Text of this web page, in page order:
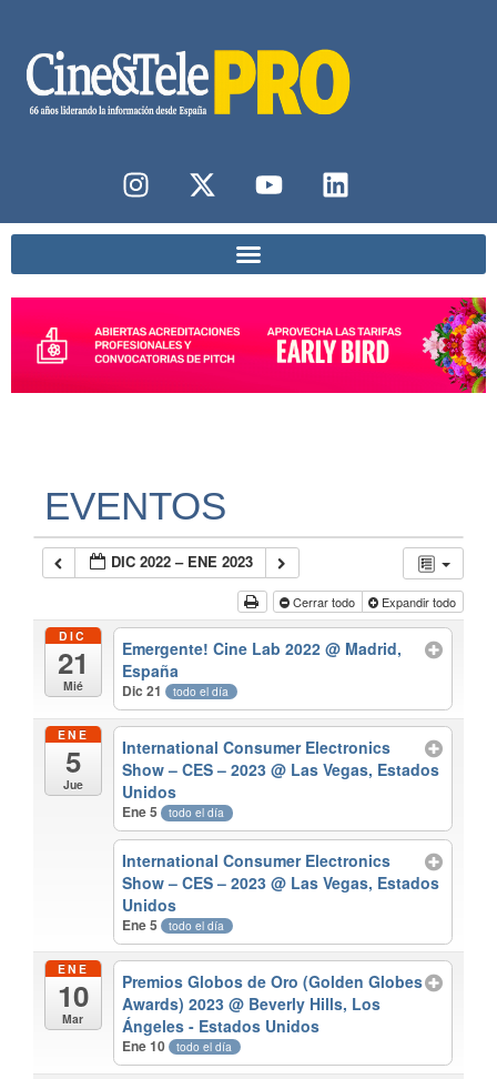
EVENTOS
DIC 2022 – ENE 2023
Cerrar todo Expandir todo
DIC
21
Mié
Emergente! Cine Lab 2022@ Madrid,
España
Dic 21 todo el día
ENE
5
Jue
International Consumer Electronics
Show – CES – 2023@ Las Vegas, Estados
Unidos
Ene 5 todo el día
International Consumer Electronics
Show – CES – 2023@ Las Vegas, Estados
Unidos
Ene 5 todo el día
ENE
10
Mar
Premios Globos de Oro (Golden Globes
Awards) 2023@ Beverly Hills, Los
Ángeles - Estados Unidos
Ene 10 todo el día